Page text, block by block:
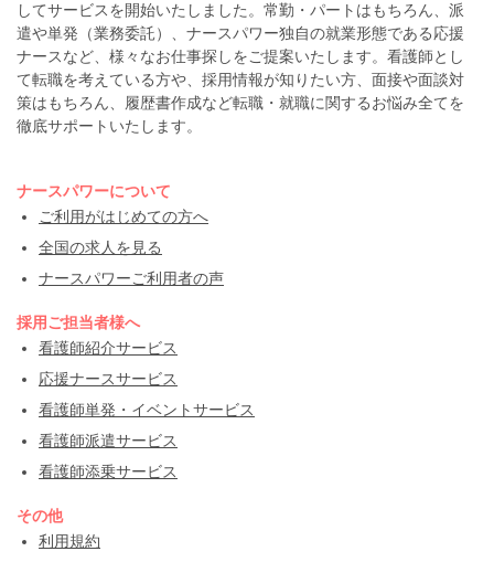
してサービスを開始いたしました。常勤・パートはもちろん、派
遣や単発（業務委託）、ナースパワー独自の就業形態である応援
ナースなど、様々なお仕事探しをご提案いたします。看護師とし
て転職を考えている方や、採用情報が知りたい方、面接や面談対
策はもちろん、履歴書作成など転職・就職に関するお悩み全てを
徹底サポートいたします。
ナースパワーについて
ご利用がはじめての方へ
全国の求人を見る
ナースパワーご利用者の声
採用ご担当者様へ
看護師紹介サービス
応援ナースサービス
看護師単発・イベントサービス
看護師派遣サービス
看護師添乗サービス
その他
利用規約